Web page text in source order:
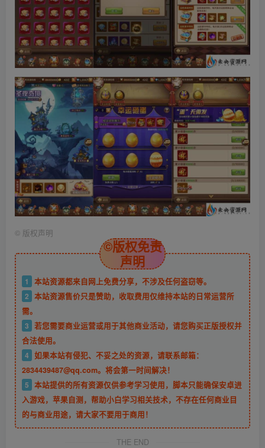
© 版权声明
©版权免责
声明
1
本站资源都来自网上免费分享，不涉及任何盗窃等。
2 本站资源售价只是赞助，收取费用仅维持本站的日常运营所
需。
3 若您需要商业运营或用于其他商业活动，请您购买正版授权并
合法使用。
4 如果本站有侵犯、不妥之处的资源，请联系邮箱：
2834439487@qq.com。将会第一时间解决！
5 本站提供的所有资源仅供参考学习使用，脚本只能确保安卓进
入游戏，苹果自测，帮助小白学习相关技术，不存在任何商业目
的与商业用途，请大家不要用于商用！
THE END